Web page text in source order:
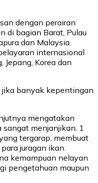
dengan perairan
di bagian Barat, Pulau
dan Malaysia.
internasional
Jepang, Korea dan
jika banyak kepentingan
mengatakan
menjanjikan. 1
tergarap, membuat
juragan ikan.
kemampuan nelayan
pengetahuan maupun